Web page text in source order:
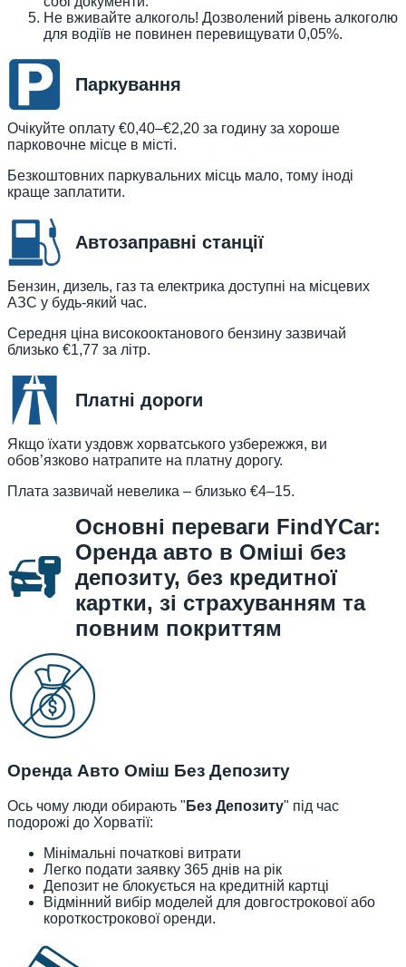
Не вживайте алкоголь! Дозволений рівень алкоголю
для водіїв не повинен перевищувати 0,05%.
Паркування
Очікуйте оплату €0,40–€2,20 за годину за хороше
парковочне місце в місті.
Безкоштовних паркувальних місць мало, тому іноді
краще заплатити.
Автозаправні станції
Бензин, дизель, газ та електрика доступні на місцевих
АЗС у будь-який час.
Середня ціна високооктанового бензину зазвичай
близько €1,77 за літр.
Платні дороги
Якщо їхати уздовж хорватського узбережжя, ви
обов’язково натрапите на платну дорогу.
Плата зазвичай невелика – близько €4–15.
Основні переваги FindYCar:
Оренда авто в Оміші без
депозиту, без кредитної
картки, зі страхуванням та
повним покриттям
Оренда Авто Оміш Без Депозиту
Ось чому люди обирають " Без Депозиту" під час
подорожі до Хорватії:
Мінімальні початкові витрати
Легко подати заявку 365 днів на рік
Депозит не блокується на кредитній картці
Відмінний вибір моделей для довгострокової або
короткострокової оренди.